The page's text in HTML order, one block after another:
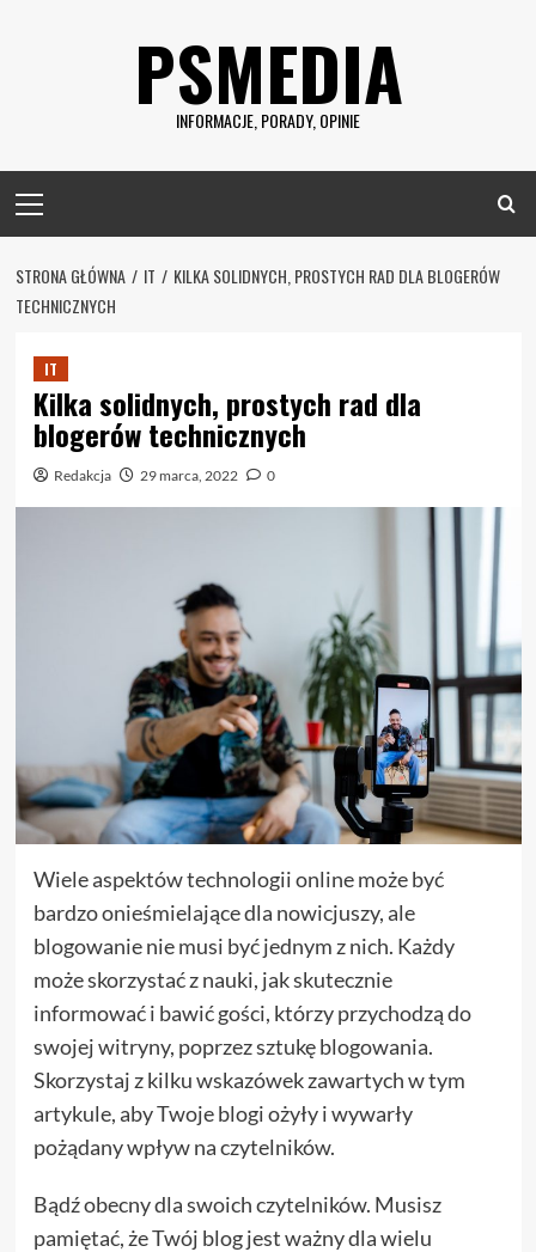
PSMEDIA
INFORMACJE, PORADY, OPINIE
Menu
STRONA GŁÓWNA IT
KILKA SOLIDNYCH, PROSTYCH RAD DLA BLOGERÓW
TECHNICZNYCH
IT
Kilka solidnych, prostych rad dla
blogerów technicznych
Redakcja 29 marca, 2022 0
Wiele aspektów technologii online może być
bardzo onieśmielające dla nowicjuszy, ale
blogowanie nie musi być jednym z nich. Każdy
może skorzystać z nauki, jak skutecznie
informować i bawić gości, którzy przychodzą do
swojej witryny, poprzez sztukę blogowania.
Skorzystaj z kilku wskazówek zawartych w tym
artykule, aby Twoje blogi ożyły i wywarły
pożądany wpływ na czytelników.
Bądź obecny dla swoich czytelników. Musisz
pamiętać, że Twój blog jest ważny dla wielu